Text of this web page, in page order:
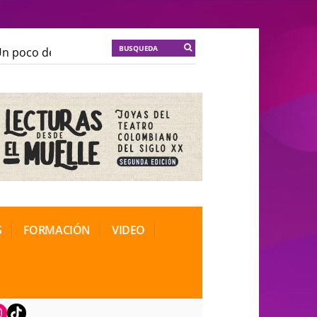
poco de locura para la cordura
de Teatro Rosa
FORMACIÓN VIDEO
TikTok